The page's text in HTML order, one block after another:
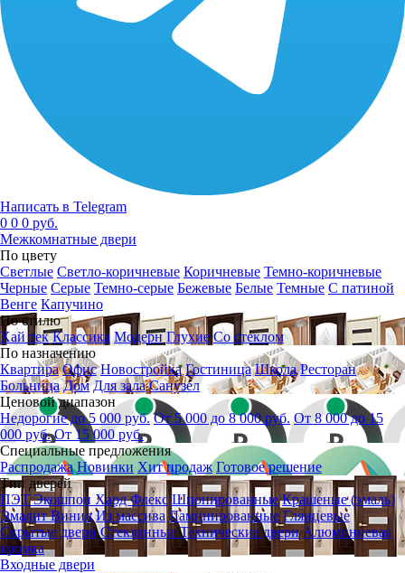
Написать в Telegram
0 0 0 руб.
Межкомнатные двери
По цвету
Светлые Светло-коричневые Коричневые Темно-коричневые
Черные Серые Темно-серые Бежевые Белые Темные С патиной
Венге Капучино
По стилю
Хай тек Классика Модерн Глухие Со стеклом
По назначению
Квартира Офис Новостройка Гостиница Школа Ресторан
Больница Дом Для зала Санузел
Ценовой диапазон
Недорогие до 5 000 руб. От 5 000 до 8 000 руб. От 8 000 до 15
000 руб. От 15 000 руб.
Специальные предложения
Распродажа Новинки Хит продаж Готовое решение
Тип дверей
ПЭТЭкошпон Хард Флекс Шпонированные Крашеные (эмаль)
ЭмалитВинил Из массива Ламинированные Глянцевые
Скрытые двери СтеклянныеТехнические двери Алюминиевая
кромка
Входные двери